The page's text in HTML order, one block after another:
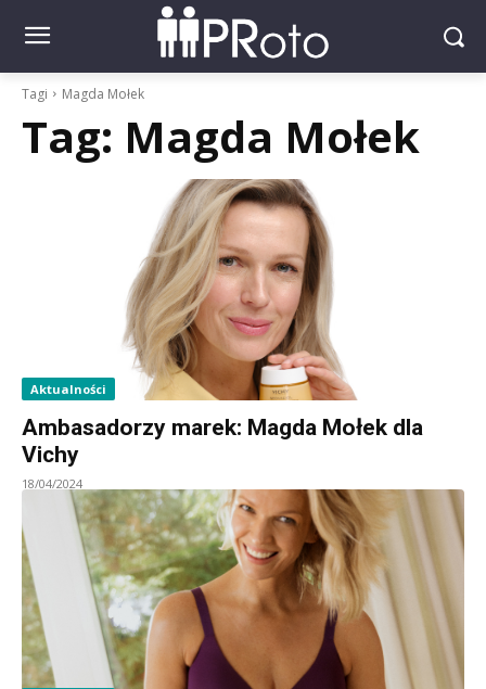
Tagi Magda Mołek
Tag: Magda Mołek
Aktualności
Ambasadorzy marek: Magda Mołek dla
Vichy
18/04/2024